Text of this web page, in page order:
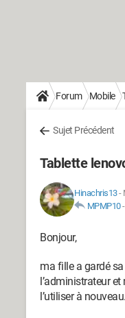
Forum Mobile
Sujet Précédent
Tablette
Hinachris13-
MPMP10-
Bonjour,
ma fille a gardé
l’administrateur et
l’utiliser à